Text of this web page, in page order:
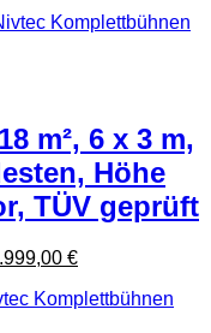
Komplettbühnen
m², 6 x 3 m,
Höhe
TÜV geprüft
€Aktueller
ist:
Komplettbühnen